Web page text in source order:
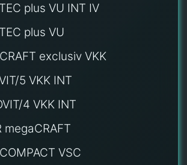
plus VU INT IV
plus VU
exclusiv VKK
5 VKK INT
4 VKK INT
megaCRAFT
VSC